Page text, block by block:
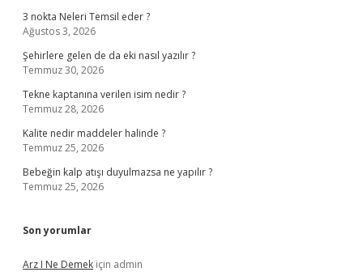
3 nokta Neleri Temsil eder ?
Ağustos 3, 2026
Şehirlere gelen de da eki nasıl yazılır ?
Temmuz 30, 2026
Tekne kaptanına verilen isim nedir ?
Temmuz 28, 2026
Kalite nedir maddeler halinde ?
Temmuz 25, 2026
Bebeğin kalp atışı duyulmazsa ne yapılır ?
Temmuz 25, 2026
Son yorumlar
Arz I Ne Demek için admin